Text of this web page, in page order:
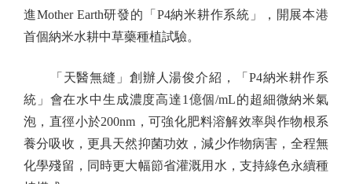
進Mother Earth研發的「P4納米耕作系統」，開展本港
首個納米水耕中草藥種植試驗。
「天醫無縫」創辦人湯俊介紹，「P4納米耕作系
統」會在水中生成濃度高達1億個/mL的超細微納米氣
泡，直徑小於200nm，可強化肥料溶解效率與作物根系
養分吸收，更具天然抑菌功效，減少作物病害，全程無
化學殘留，同時更大幅節省灌溉用水，支持綠色永續種